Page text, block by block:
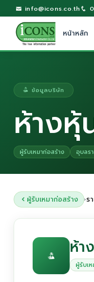
info@icons.co.th
หน้าหลัก
ข้อมูลบริษัท
ห้างหุ้
ผู้รับเหมาก่อสร้าง อุบลร
ผู้รับเหมาก่อสร้าง ›ร
ห้า
ผู้รับเ